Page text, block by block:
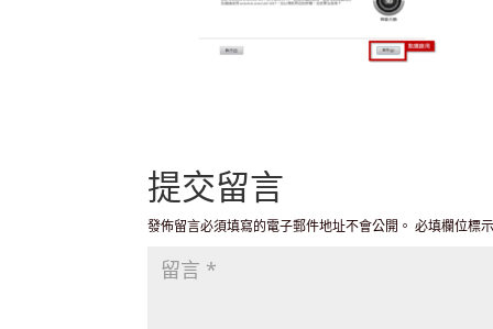
提交留言
發佈留言必須填寫的電子郵件地址不會公開。 必填欄位標